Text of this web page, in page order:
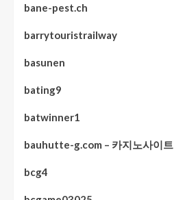
bane-pest.ch
barrytouristrailway
basunen
bating9
batwinner1
bauhutte-g.com – 카지노사이트
bcg4